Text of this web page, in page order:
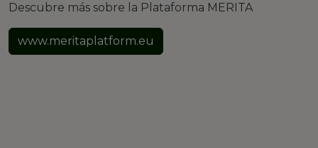
Descubre más sobre la Plataforma MERITA
www.meritaplatform.eu